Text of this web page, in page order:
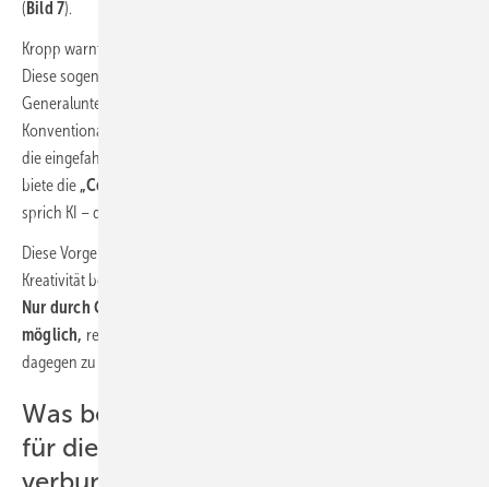
( Bild 7).
Kropp warnt davor, analoge Prozesse eins zu eins zu digitalisieren.
Diese sogenannte
Generalunternehmen in ihrer Marktmacht bestärken. Damit werde die
Konventionalisierung des Bauwesens weiter beschleunigt, das heißt,
die eingefahrenen Bahnen werden beibehalten. Im Gegensatz dazu
biete die „Computation“
sprich KI – die Erschließung von noch unbestimmten Lösungsformen.
Diese Vorgehensweise unterstütze die menschliche Intuition und
Kreativität bei Planung, Baustoffeinsatz und robotischer Assistenz.
Nur durch Computation sei ein Paradigmenwechsel am Bau
möglich, resümiert Kropp. Die computerisierte Digitalisierung führe
dagegen zu einem industriell getriebenen „Weiter so“.
Was bedeutet Künstliche Intelligenz
für die Bauwirtschaft und